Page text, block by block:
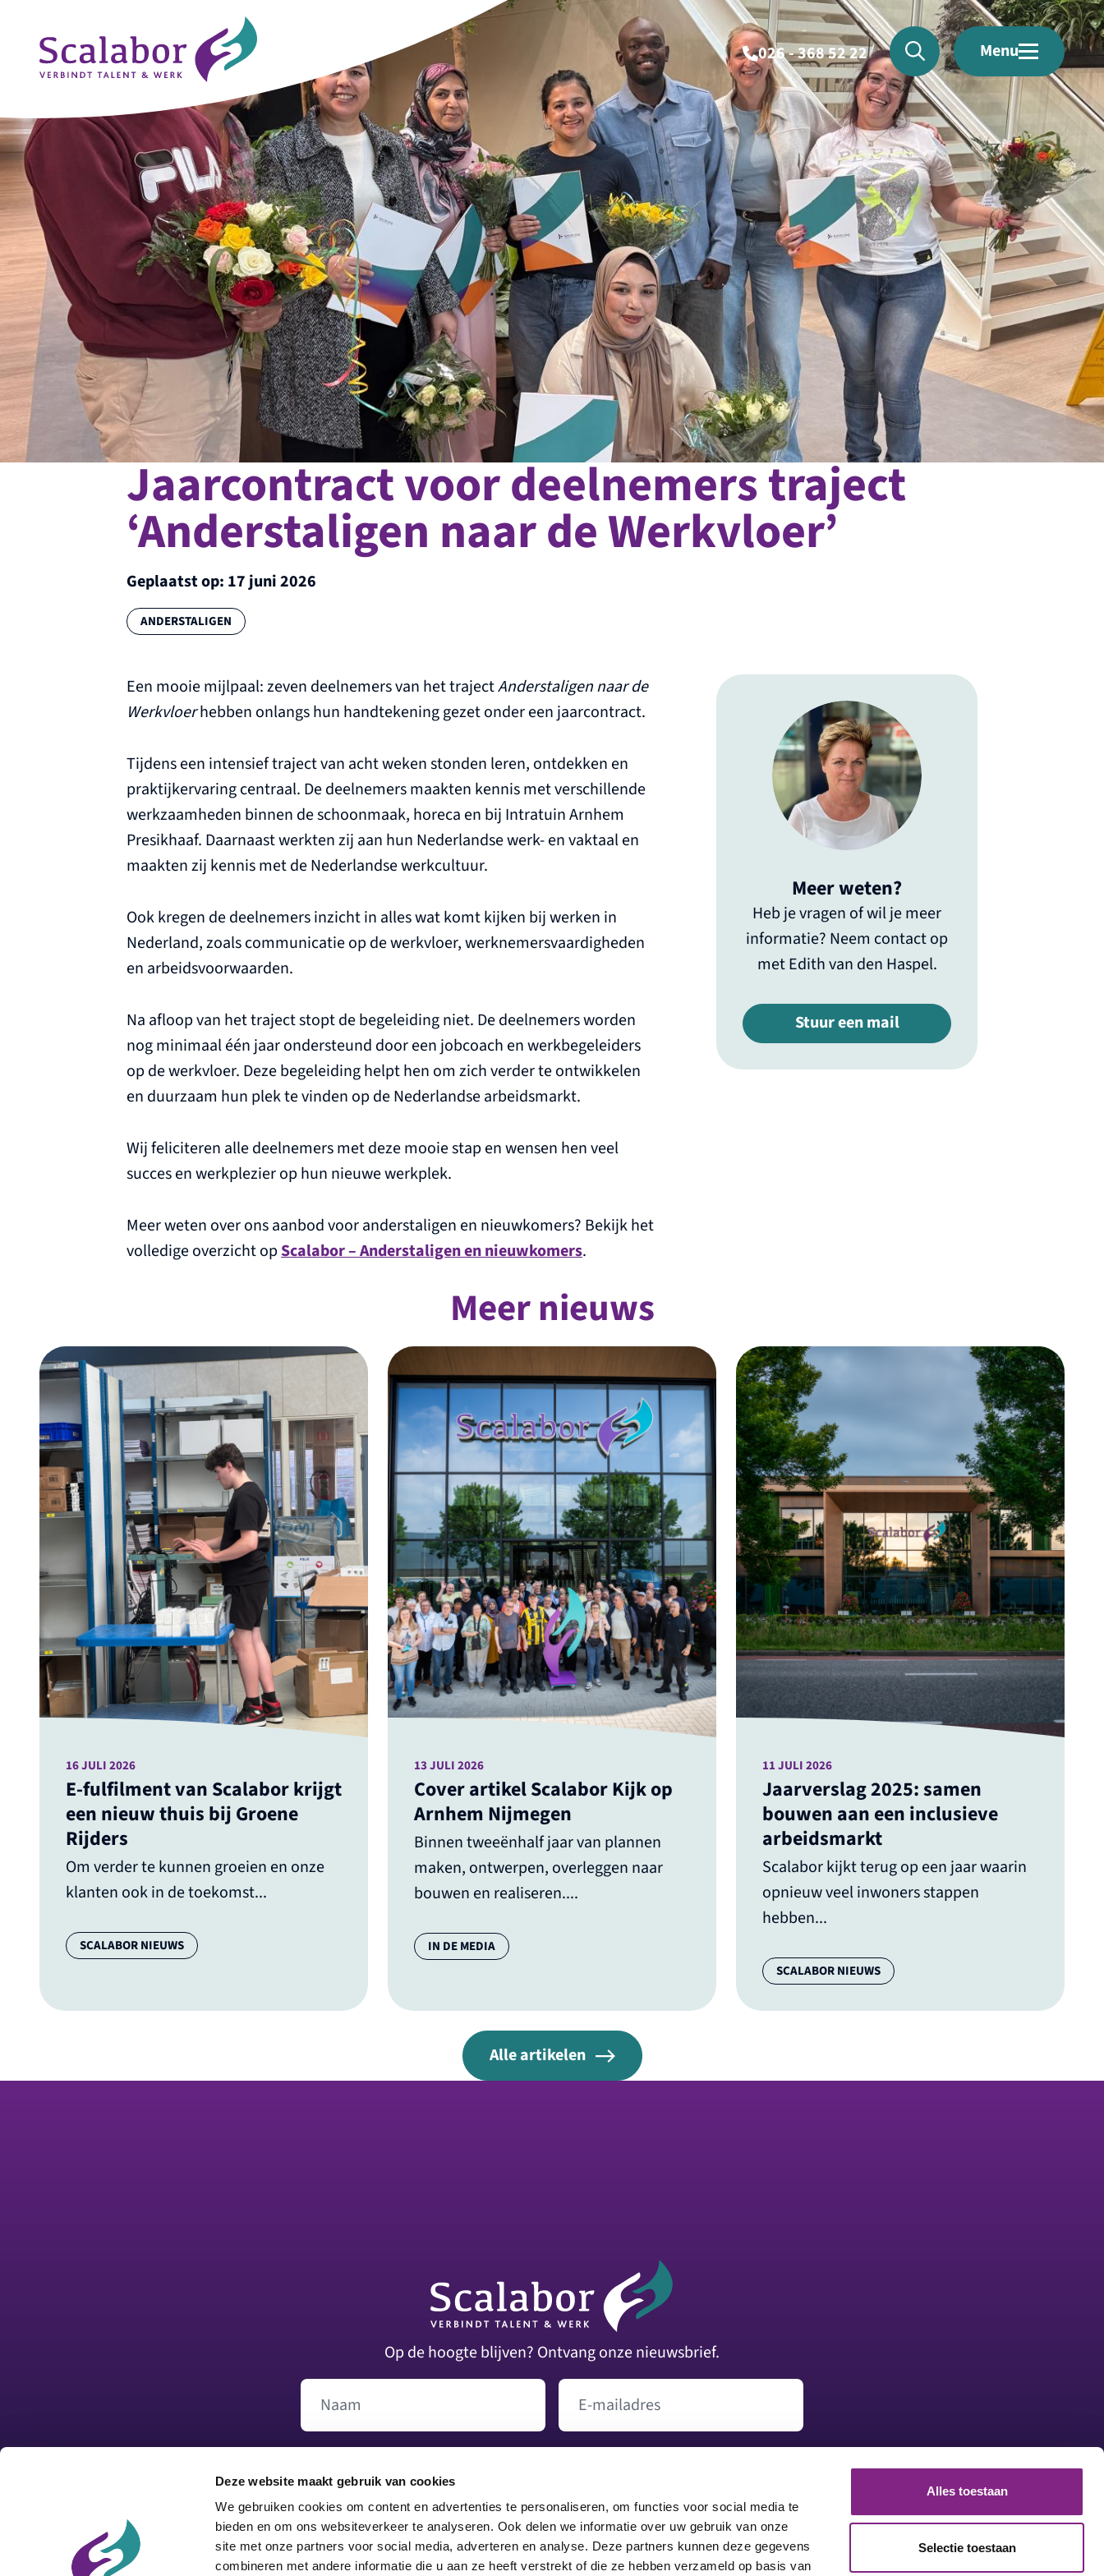
Deze website maakt gebruik van cookies
We gebruiken cookies om content en advertenties te personaliseren, om functies voor social media te
bieden en om ons websiteverkeer te analyseren. Ook delen we informatie over uw gebruik van onze
site met onze partners voor social media, adverteren en analyse. Deze partners kunnen deze gegevens
combineren met andere informatie die u aan ze heeft verstrekt of die ze hebben verzameld op basis van
Alles toestaan
Selectie toestaan
026 - 368 52 22
Menu
Jaarcontract voor deelnemers traject
‘Anderstaligen naar de Werkvloer’
Geplaatst op: 17 juni 2026
Categorie:
ANDERSTALIGEN
Een mooie mijlpaal: zeven deelnemers van het trajectAnderstaligen naar de
Werkvloerhebben onlangs hun handtekening gezet onder een jaarcontract.
Tijdens een intensief traject van acht weken stonden leren, ontdekken en
praktijkervaring centraal. De deelnemers maakten kennis met verschillende
werkzaamheden binnen de schoonmaak, horeca en bij Intratuin Arnhem
Presikhaaf. Daarnaast werkten zij aan hun Nederlandse werk- en vaktaal en
maakten zij kennis met de Nederlandse werkcultuur.
Ook kregen de deelnemers inzicht in alles wat komt kijken bij werken in
Nederland, zoals communicatie op de werkvloer, werknemersvaardigheden
en arbeidsvoorwaarden.
Na afloop van het traject stopt de begeleiding niet. De deelnemers worden
nog minimaal één jaar ondersteund door een jobcoach en werkbegeleiders
op de werkvloer. Deze begeleiding helpt hen om zich verder te ontwikkelen
en duurzaam hun plek te vinden op de Nederlandse arbeidsmarkt.
Wij feliciteren alle deelnemers met deze mooie stap en wensen hen veel
succes en werkplezier op hun nieuwe werkplek.
Meer weten over ons aanbod voor anderstaligen en nieuwkomers? Bekijk het
volledige overzicht opScalabor – Anderstaligen en nieuwkomers.
Meer weten?
Heb je vragen of wil je meer
informatie? Neem contact op
met Edith van den Haspel.
Stuur een mail
Meer nieuws
E-fulfilment van Scalabor krijgt
een nieuw thuis bij Groene
Rijders
Om verder te kunnen groeien en onze
klanten ook in de toekomst...
16 JULI 2026
Categorie:
SCALABOR NIEUWS
Cover artikel Scalabor Kijk op
Arnhem Nijmegen
Binnen tweeënhalf jaar van plannen
maken, ontwerpen, overleggen naar
bouwen en realiseren....
13 JULI 2026
Categorie:
IN DE MEDIA
Jaarverslag 2025: samen
bouwen aan een inclusieve
arbeidsmarkt
Scalabor kijkt terug op een jaar waarin
opnieuw veel inwoners stappen
hebben...
11 JULI 2026
Categorie:
SCALABOR NIEUWS
Alle artikelen
Op de hoogte blijven? Ontvang onze nieuwsbrief.
Naam E-mailadres
026 - 368 52 22 |
info@scalabor.nl
Volg ons op Facebook
Volg ons op Instagram
Volg ons op LinkedIn
Volg ons op TikTok
Volg ons op YouTube
Volg ons op X